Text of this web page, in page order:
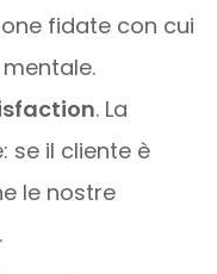
fidate con cui
. La
se il cliente è
le nostre